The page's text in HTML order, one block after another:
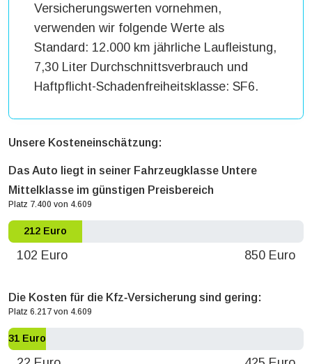
Versicherungswerten vornehmen,
verwenden wir folgende Werte als
Standard: 12.000 km jährliche Laufleistung,
7,30 Liter Durchschnittsverbrauch und
Haftpflicht-Schadenfreiheitsklasse: SF6.
Unsere Kosteneinschätzung:
Das Auto liegt in seiner Fahrzeugklasse Untere
Mittelklasse im günstigen Preisbereich
Platz 7.400 von 4.609
212 Euro
102 Euro 850 Euro
Die Kosten für die Kfz‐Versicherung sind gering:
Platz 6.217 von 4.609
31 Euro